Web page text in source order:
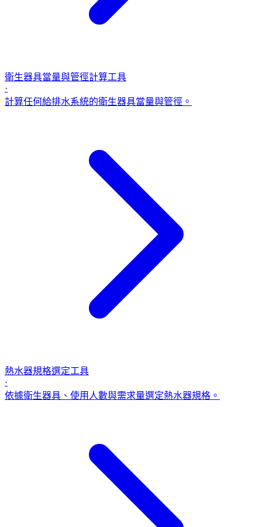
衛生器具當量與管徑計算工具
·
計算任何給排水系統的衛生器具當量與管徑。
熱水器規格選定工具
·
依據衛生器具、使用人數與需求量選定熱水器規格。